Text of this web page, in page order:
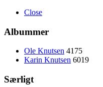
Close
Albummer
Ole Knutsen 4175
Karin Knutsen 6019
Særligt